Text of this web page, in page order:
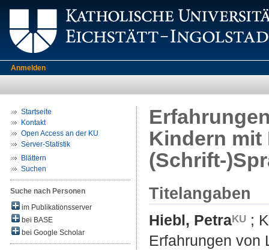
Anmelden
Startseite
Kontakt
Open Access an der KU
Server-Statistik
Blättern
Suchen
Suche nach Personen
im Publikationsserver
bei BASE
bei Google Scholar
Kindern mit
(Schrift-
Titelangaben
Hiebl, Petra ;
Erfahrungen von